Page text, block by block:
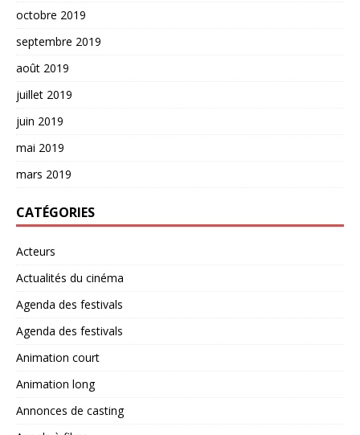
octobre 2019
septembre 2019
août 2019
juillet 2019
juin 2019
mai 2019
mars 2019
CATÉGORIES
Acteurs
Actualités du cinéma
Agenda des festivals
Agenda des festivals
Animation court
Animation long
Annonces de casting